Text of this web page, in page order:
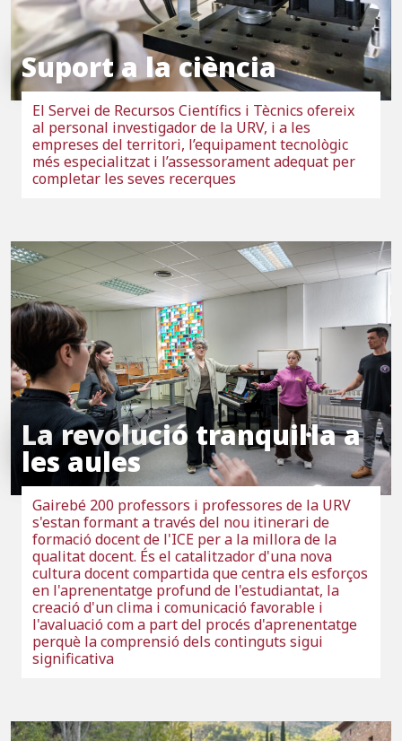
Suport a la ciència
El Servei de Recursos Científics i Tècnics ofereix
al personal investigador de la URV, i a les
empreses del territori, l’equipament tecnològic
més especialitzat i l’assessorament adequat per
completar les seves recerques
La revolució tranquil·la a
les aules
Gairebé 200 professors i professores de la URV
s'estan formant a través del nou itinerari de
formació docent de l'ICE per a la millora de la
qualitat docent. És el catalitzador d'una nova
cultura docent compartida que centra els esforços
en l'aprenentatge profund de l'estudiantat, la
creació d'un clima i comunicació favorable i
l'avaluació com a part del procés d'aprenentatge
perquè la comprensió dels continguts sigui
significativa